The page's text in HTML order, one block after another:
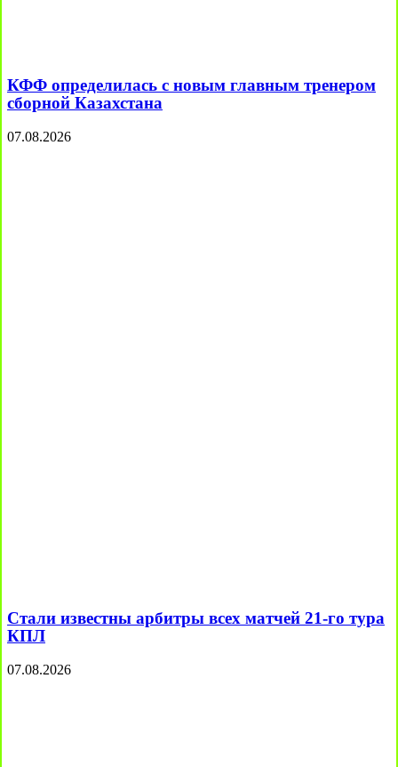
КФФ определилась с новым главным тренером
сборной Казахстана
07.08.2026
Стали известны арбитры всех матчей 21-го тура
КПЛ
07.08.2026